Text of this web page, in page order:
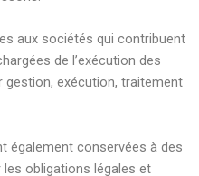
aux sociétés qui contribuent
de l’exécution des
exécution, traitement
également conservées à des
obligations légales et